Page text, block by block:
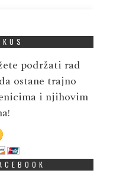
podržati rad
ostane trajno
i njihovim